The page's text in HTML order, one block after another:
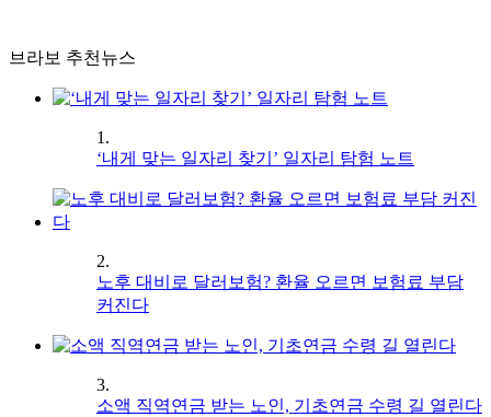
브라보 추천뉴스
1.
‘내게 맞는 일자리 찾기’ 일자리 탐험 노트
2.
노후 대비로 달러보험? 환율 오르면 보험료 부담
커진다
3.
소액 직역연금 받는 노인, 기초연금 수령 길 열린다